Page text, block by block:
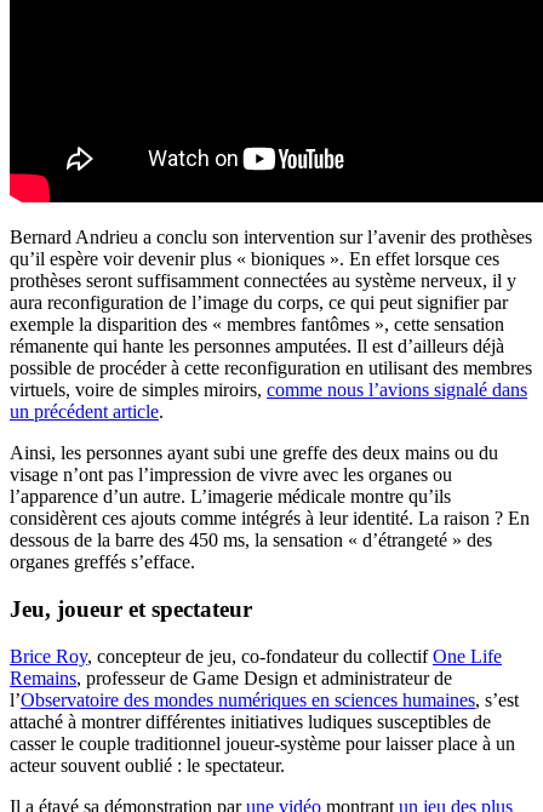
Bernard Andrieu a conclu son intervention sur l’avenir des prothèses
qu’il espère voir devenir plus « bioniques ». En effet lorsque ces
prothèses seront suffisamment connectées au système nerveux, il y
aura reconfiguration de l’image du corps, ce qui peut signifier par
exemple la disparition des « membres fantômes », cette sensation
rémanente qui hante les personnes amputées. Il est d’ailleurs déjà
possible de procéder à cette reconfiguration en utilisant des membres
virtuels, voire de simples miroirs, comme nous l’avions signalé dans
un précédent article.
Ainsi, les personnes ayant subi une greffe des deux mains ou du
visage n’ont pas l’impression de vivre avec les organes ou
l’apparence d’un autre. L’imagerie médicale montre qu’ils
considèrent ces ajouts comme intégrés à leur identité. La raison ? En
dessous de la barre des 450 ms, la sensation « d’étrangeté » des
organes greffés s’efface.
Jeu, joueur et spectateur
Brice Roy, concepteur de jeu, co-fondateur du collectifOne Life
Remains, professeur de Game Design et administrateur de
l’Observatoire des mondes numériques en sciences humaines, s’est
attaché à montrer différentes initiatives ludiques susceptibles de
casser le couple traditionnel joueur-système pour laisser place à un
acteur souvent oublié : le spectateur.
Il a étayé sa démonstration parune vidéo montrant un jeu des plus